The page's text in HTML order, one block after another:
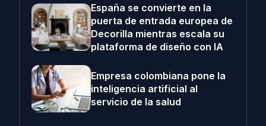
España se convierte en la
puerta de entrada europea de
Decorilla mientras escala su
plataforma de diseño con IA
Empresa colombiana pone la
inteligencia artificial al
servicio de la salud